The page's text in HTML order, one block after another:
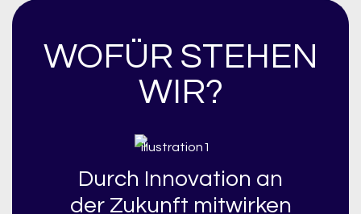
WOFÜR STEHEN
WIR?
Durch Innovation an
der Zukunft mitwirken